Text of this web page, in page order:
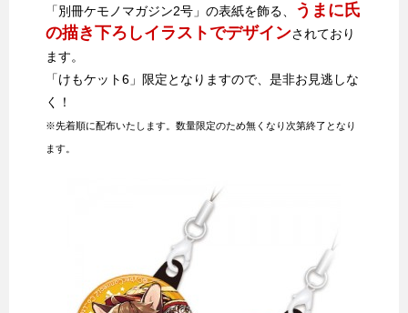
「別冊ケモノマガジン2号」の表紙を飾る、
うまに氏
の描き下ろしイラストでデザインされており
ます。
「けもケット6」限定となりますので、是非お見逃しな
く！
※先着順に配布いたします。数量限定のため無くなり次第終了となり
ます。